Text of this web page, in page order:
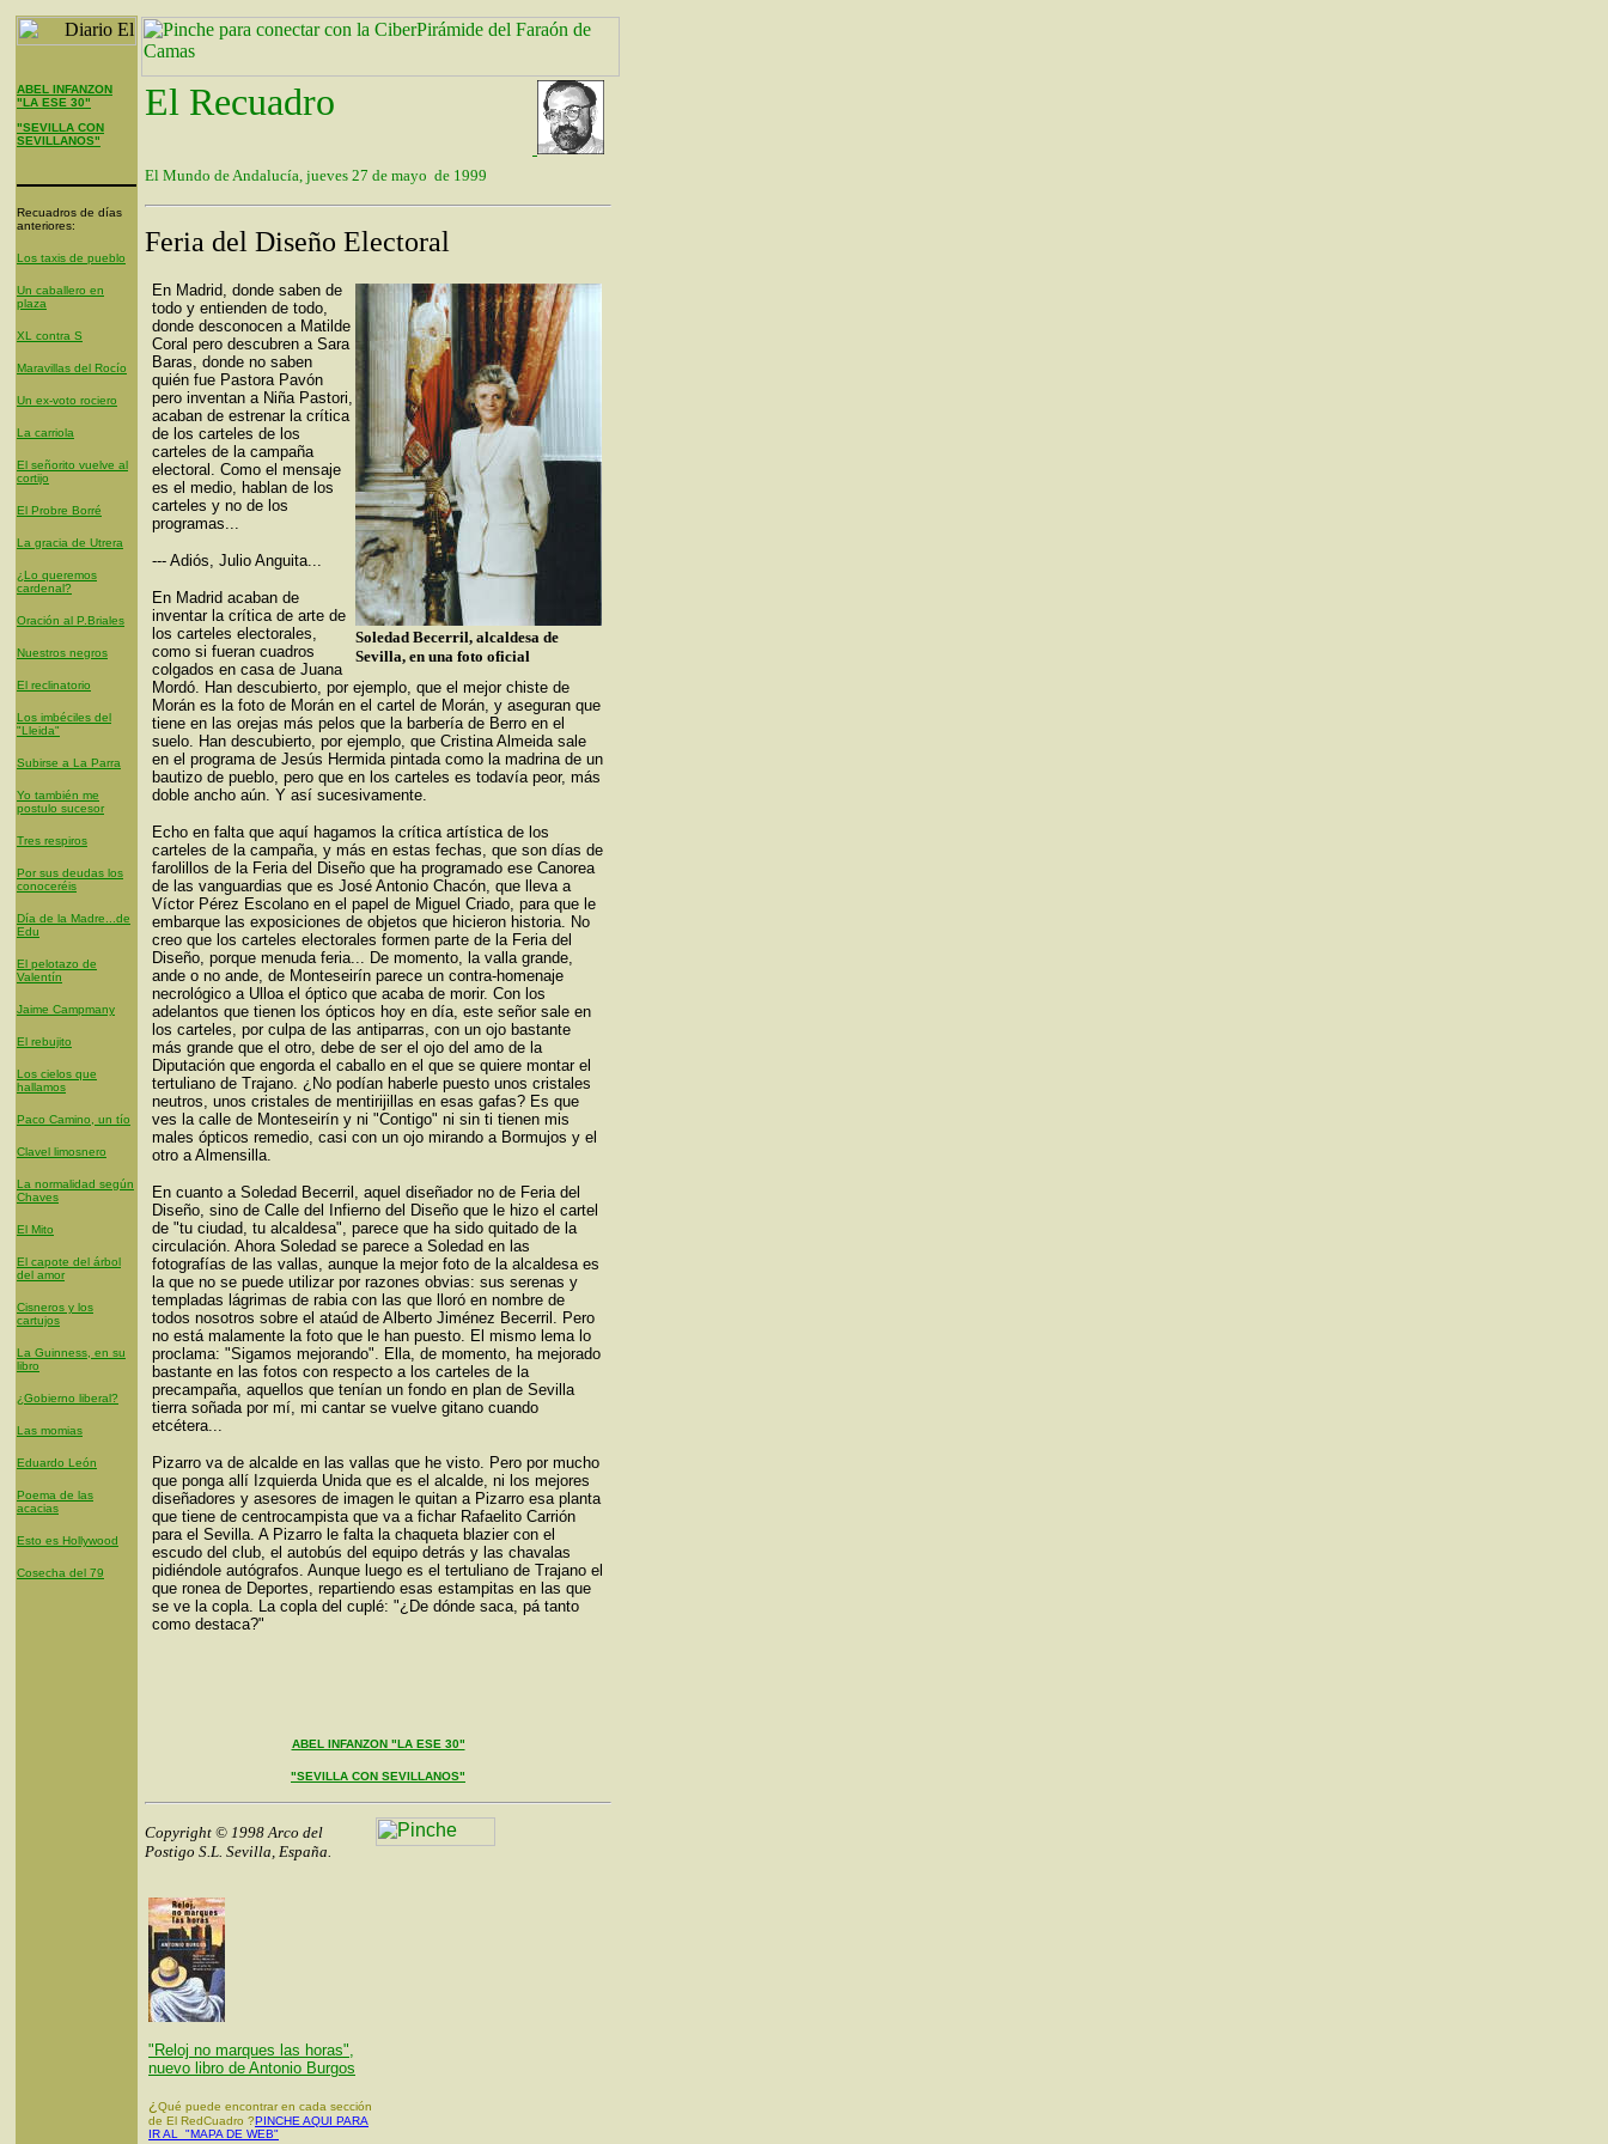
ABEL INFANZON
"LA ESE 30"
"SEVILLA CON
SEVILLANOS"
Recuadros de días
anteriores:
Los taxis de pueblo
Un caballero en
plaza
XL contra S
Maravillas del Rocío
Un ex-voto rociero
La carriola
El señorito vuelve al
cortijo
El Probre Borré
La gracia de Utrera
¿Lo queremos
cardenal?
Oración al P.Briales
Nuestros negros
El reclinatorio
Los imbéciles del
"Lleida"
Subirse a La Parra
Yo también me
postulo sucesor
Tres respiros
Por sus deudas los
conoceréis
Día de la Madre...de
Edu
El pelotazo de
Valentín
Jaime Campmany
El rebujito
Los cielos que
hallamos
Paco Camino, un tío
Clavel limosnero
La normalidad según
Chaves
El Mito
El capote del árbol
del amor
Cisneros y los
cartujos
La Guinness, en su
libro
¿Gobierno liberal?
Las momias
Eduardo León
Poema de las
acacias
Esto es Hollywood
Cosecha del 79
El Recuadro
El Mundo de Andalucía, jueves 27 de mayo de 1999
Feria del Diseño Electoral
Soledad Becerril, alcaldesa de
Sevilla, en una foto oficial
En Madrid, donde saben de
todo y entienden de todo,
donde desconocen a Matilde
Coral pero descubren a Sara
Baras, donde no saben
quién fue Pastora Pavón
pero inventan a Niña Pastori,
acaban de estrenar la crítica
de los carteles de los
carteles de la campaña
electoral. Como el mensaje
es el medio, hablan de los
carteles y no de los
programas...
--- Adiós, Julio Anguita...
En Madrid acaban de
inventar la crítica de arte de
los carteles electorales,
como si fueran cuadros
colgados en casa de Juana
Mordó. Han descubierto, por ejemplo, que el mejor chiste de
Morán es la foto de Morán en el cartel de Morán, y aseguran que
tiene en las orejas más pelos que la barbería de Berro en el
suelo. Han descubierto, por ejemplo, que Cristina Almeida sale
en el programa de Jesús Hermida pintada como la madrina de un
bautizo de pueblo, pero que en los carteles es todavía peor, más
doble ancho aún. Y así sucesivamente.
Echo en falta que aquí hagamos la crítica artística de los
carteles de la campaña, y más en estas fechas, que son días de
farolillos de la Feria del Diseño que ha programado ese Canorea
de las vanguardias que es José Antonio Chacón, que lleva a
Víctor Pérez Escolano en el papel de Miguel Criado, para que le
embarque las exposiciones de objetos que hicieron historia. No
creo que los carteles electorales formen parte de la Feria del
Diseño, porque menuda feria... De momento, la valla grande,
ande o no ande, de Monteseirín parece un contra-homenaje
necrológico a Ulloa el óptico que acaba de morir. Con los
adelantos que tienen los ópticos hoy en día, este señor sale en
los carteles, por culpa de las antiparras, con un ojo bastante
más grande que el otro, debe de ser el ojo del amo de la
Diputación que engorda el caballo en el que se quiere montar el
tertuliano de Trajano. ¿No podían haberle puesto unos cristales
neutros, unos cristales de mentirijillas en esas gafas? Es que
ves la calle de Monteseirín y ni "Contigo" ni sin ti tienen mis
males ópticos remedio, casi con un ojo mirando a Bormujos y el
otro a Almensilla.
En cuanto a Soledad Becerril, aquel diseñador no de Feria del
Diseño, sino de Calle del Infierno del Diseño que le hizo el cartel
de "tu ciudad, tu alcaldesa", parece que ha sido quitado de la
circulación. Ahora Soledad se parece a Soledad en las
fotografías de las vallas, aunque la mejor foto de la alcaldesa es
la que no se puede utilizar por razones obvias: sus serenas y
templadas lágrimas de rabia con las que lloró en nombre de
todos nosotros sobre el ataúd de Alberto Jiménez Becerril. Pero
no está malamente la foto que le han puesto. El mismo lema lo
proclama: "Sigamos mejorando". Ella, de momento, ha mejorado
bastante en las fotos con respecto a los carteles de la
precampaña, aquellos que tenían un fondo en plan de Sevilla
tierra soñada por mí, mi cantar se vuelve gitano cuando
etcétera...
Pizarro va de alcalde en las vallas que he visto. Pero por mucho
que ponga allí Izquierda Unida que es el alcalde, ni los mejores
diseñadores y asesores de imagen le quitan a Pizarro esa planta
que tiene de centrocampista que va a fichar Rafaelito Carrión
para el Sevilla. A Pizarro le falta la chaqueta blazier con el
escudo del club, el autobús del equipo detrás y las chavalas
pidiéndole autógrafos. Aunque luego es el tertuliano de Trajano el
que ronea de Deportes, repartiendo esas estampitas en las que
se ve la copla. La copla del cuplé: "¿De dónde saca, pá tanto
como destaca?"
ABEL INFANZON "LA ESE 30"
"SEVILLA CON SEVILLANOS"
Copyright © 1998 Arco del
Postigo S.L. Sevilla, España.
"Reloj no marques las horas",
nuevo libro de Antonio Burgos
¿ Qué puede encontrar en cada sección
de El RedCuadro ?PINCHE AQUI PARA
IR AL "MAPA DE WEB"